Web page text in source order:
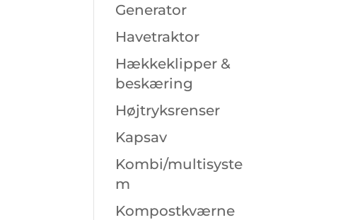
Generator
Havetraktor
Hækkeklipper &
beskæring
Højtryksrenser
Kapsav
Kombi/multisyste
m
Kompostkværne